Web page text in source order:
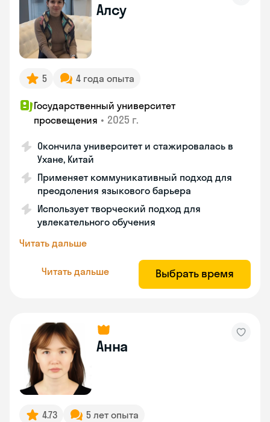
Алсу
5 4 года опыта
Государственный университет
просвещения • 2025 г.
Окончила университет и стажировалась в
Ухане, Китай
Применяет коммуникативный подход для
преодоления языкового барьера
Использует творческий подход для
увлекательного обучения
Читать дальше
Читать дальше Выбрать время
Анна
4.73 5 лет опыта